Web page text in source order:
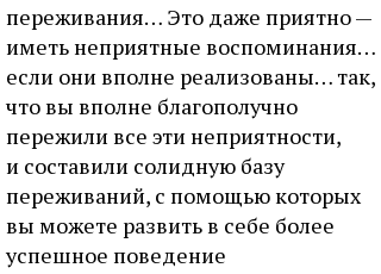
переживания… Это даже приятно —
иметь неприятные воспоминания…
если они вполне реализованы… так,
что вы вполне благополучно
пережили все эти неприятности,
и составили солидную базу
переживаний, с помощью которых
вы можете развить в себе более
успешное поведение